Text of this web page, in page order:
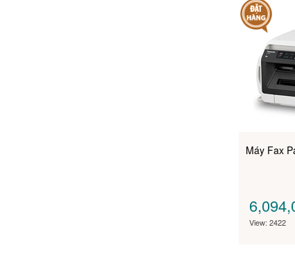
Máy Fax
View: 2422